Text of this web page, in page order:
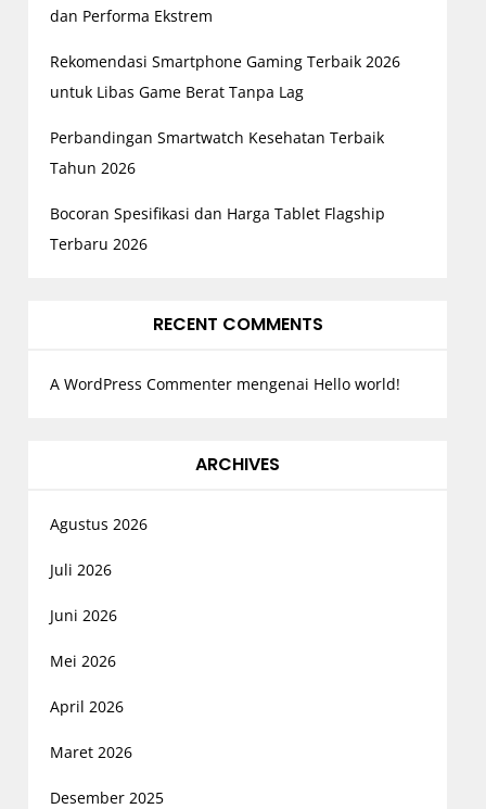
dan Performa Ekstrem
Rekomendasi Smartphone Gaming Terbaik 2026
untuk Libas Game Berat Tanpa Lag
Perbandingan Smartwatch Kesehatan Terbaik
Tahun 2026
Bocoran Spesifikasi dan Harga Tablet Flagship
Terbaru 2026
RECENT COMMENTS
A WordPress Commentermengenai Hello world!
ARCHIVES
Agustus 2026
Juli 2026
Juni 2026
Mei 2026
April 2026
Maret 2026
Desember 2025